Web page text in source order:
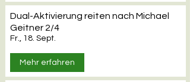
Dual-Aktivierung reiten nach Michael
Geitner 2/4
Fr., 18. Sept.
Mehr erfahren